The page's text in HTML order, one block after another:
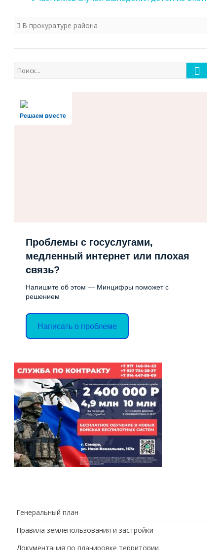
В прокуратуре района
Поиск
для:
Поиск
Решаем вместе
Проблемы с госуслугами,
медленный интернет или плохая
связь?
Напишите об этом — Минцифры поможет с
решением
Написать о проблеме
Генеральный план
Правила землепользования и застройки
Документация по планировке территории